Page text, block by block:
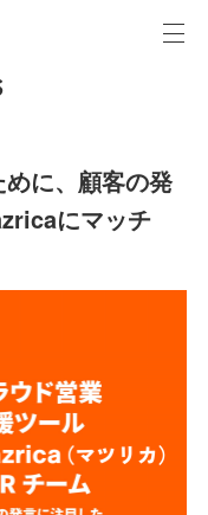
に、顧客の発
にマッチ